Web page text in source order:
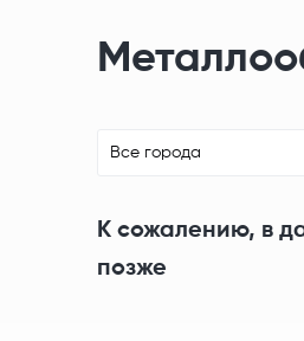
Все города
К сожалению, в
позже